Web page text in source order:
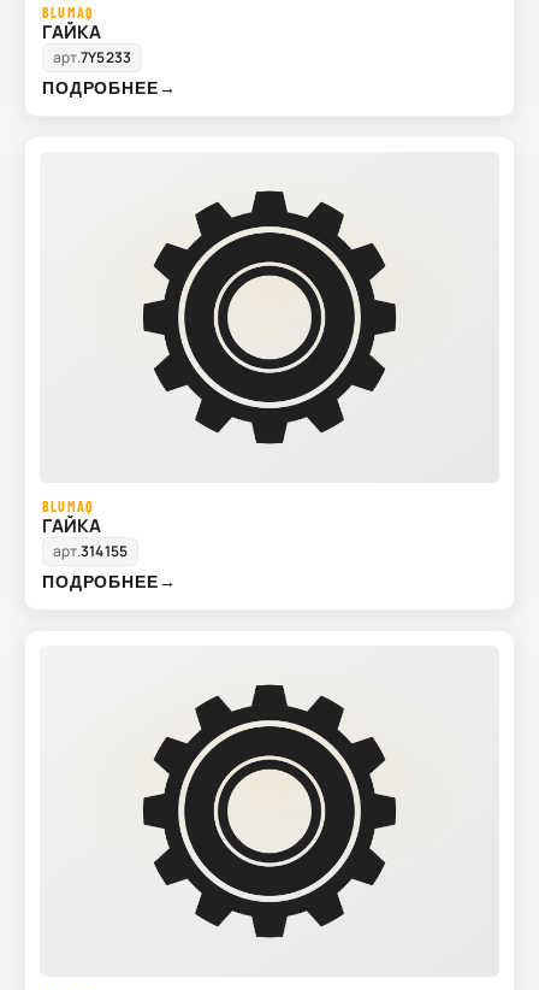
BLUMAQ
ГАЙКА
арт.7Y5233
ПОДРОБНЕЕ→
BLUMAQ
ГАЙКА
арт.314155
ПОДРОБНЕЕ→